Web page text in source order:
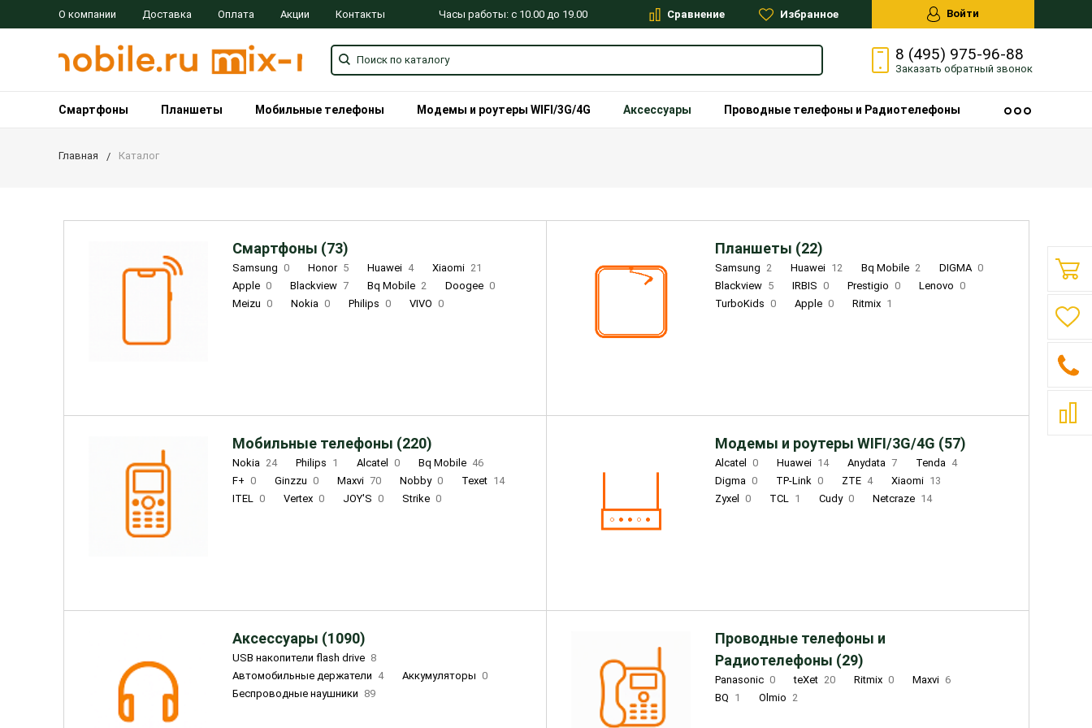
О компании Доставка Оплата Акции Контакты Часы работы: с 10.00 до 19.00 Сравнение Избранное Войти
8 (495) 975-96-88
Заказать обратный звонок
Смартфоны Планшеты Мобильные телефоны Модемы и роутеры WIFI/3G/4G Аксессуары Проводные телефоны и Радиотелефоны
Главная Каталог
Смартфоны (73)
Samsung 0 Honor 5 Huawei 4 Xiaomi 21
Apple 0 Blackview 7 Bq Mobile 2 Doogee 0
Meizu 0 Nokia 0 Philips 0 VIVO 0
Планшеты (22)
Samsung 2 Huawei 12 Bq Mobile 2 DIGMA 0
Blackview 5 IRBIS 0 Prestigio 0 Lenovo 0
TurboKids 0 Apple 0 Ritmix 1
Мобильные телефоны (220)
Nokia 24 Philips 1 Alcatel 0 Bq Mobile 46
F+ 0 Ginzzu 0 Maxvi 70 Nobby 0 Texet 14
ITEL 0 Vertex 0 JOY'S 0 Strike 0
Модемы и роутеры WIFI/3G/4G (57)
Alcatel 0 Huawei 14 Anydata 7 Tenda 4
Digma 0 TP-Link 0 ZTE 4 Xiaomi 13
Zyxel
0 TCL 1 Cudy 0 Netcraze 14
Аксессуары (1090)
USB накопители flash drive 8
Автомобильные держатели 4 Аккумуляторы 0
Беспроводные наушники 89
Проводные телефоны и
Радиотелефоны (29)
Panasonic 0 teXet 20 Ritmix 0 Maxvi 6
BQ 1 Olmio 2